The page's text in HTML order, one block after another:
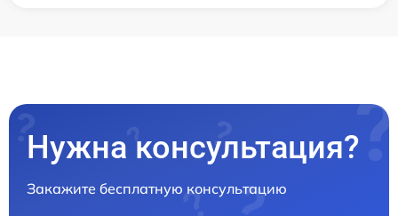
Нужна консультация?
Закажите бесплатную консультацию